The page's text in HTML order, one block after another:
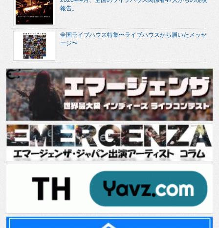
報告。
全国ライブハウス特集〜ライブハウスから届いたメッセ
ージ〜